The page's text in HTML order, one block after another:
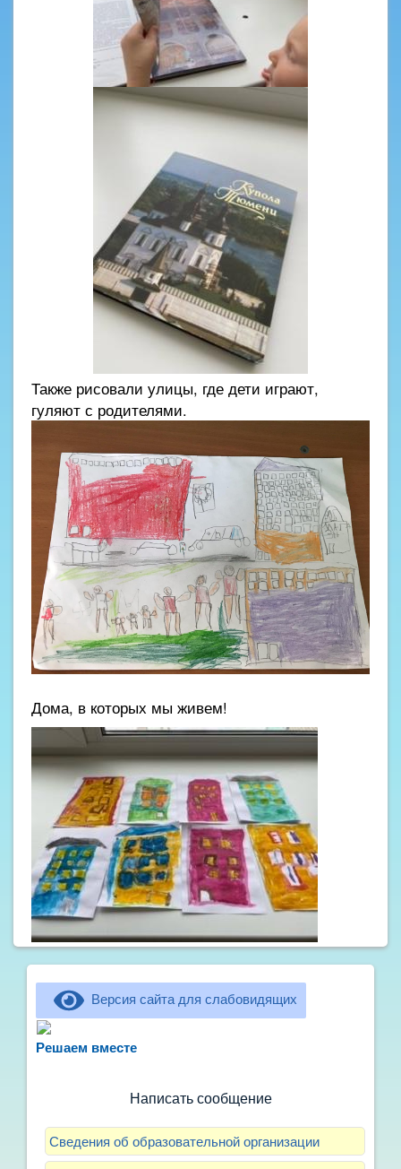
Также рисовали улицы, где дети играют,
гуляют с родителями.
Дома, в которых мы живем!
Версия сайта для слабовидящих
Решаем вместерассказать о воспитателях? Знаете, как
Написать сообщение
Сведения об образовательной организации